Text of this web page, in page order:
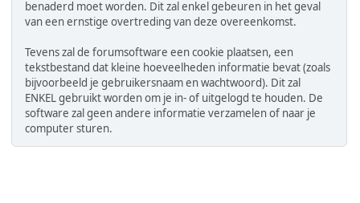
benaderd moet worden. Dit zal enkel gebeuren in het geval
van een ernstige overtreding van deze overeenkomst.
Tevens zal de forumsoftware een cookie plaatsen, een
tekstbestand dat kleine hoeveelheden informatie bevat (zoals
bijvoorbeeld je gebruikersnaam en wachtwoord). Dit zal
ENKEL gebruikt worden om je in- of uitgelogd te houden. De
software zal geen andere informatie verzamelen of naar je
computer sturen.